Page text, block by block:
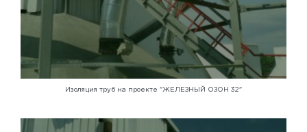
Изоляция труб на проекте "ЖЕЛЕЗНЫЙ ОЗОН 32"